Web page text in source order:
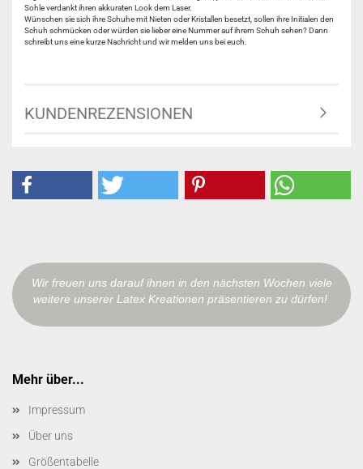
Sohle verdankt ihren akkuraten Look dem Laser.
Wünschen sie sich ihre Schuhe mit Nieten oder Kristallen besetzt, sollen ihre Initialen den
Schuh schmücken oder würden sie lieber eine Nummer auf ihrem Schuh sehen? Dann
schreibt uns eine kurze Nachricht und wir melden uns bei euch.
KUNDENREZENSIONEN
Wir freuen uns darauf ihnen in den nächsten Wochen viele
weitere unserer Latex Kreationen präsentieren zu dürfen!
Mehr über...
Impressum
Über uns
Größentabelle